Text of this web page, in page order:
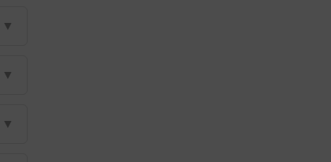
▼
▼
▼